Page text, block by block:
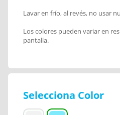
Lavar en frío, al revés, no usar
Los colores pueden variar en
pantalla.
Selecciona Color